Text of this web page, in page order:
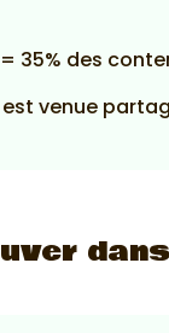
35% des
venue